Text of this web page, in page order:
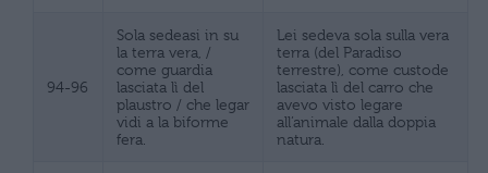
94-96
Sola sedeasi in su
la terra vera, /
come guardia
lasciata lì del
plaustro / che legar
vidi a la biforme
fera.
Lei sedeva sola sulla vera
terra (del Paradiso
terrestre), come custode
lasciata lì del carro che
avevo visto legare
all’animale dalla doppia
natura.